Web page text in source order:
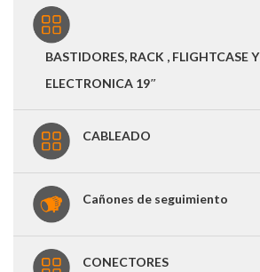
BASTIDORES, RACK , FLIGHTCASE Y
ELECTRONICA 19″
CABLEADO
Cañones de seguimiento
CONECTORES